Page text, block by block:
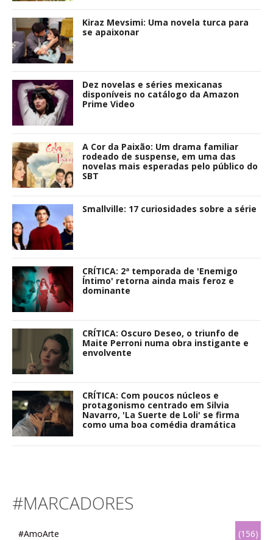
Kiraz Mevsimi: Uma novela turca para
se apaixonar
Dez novelas e séries mexicanas
disponíveis no catálogo da Amazon
Prime Video
A Cor da Paixão: Um drama familiar
rodeado de suspense, em uma das
novelas mais esperadas pelo público do
SBT
Smallville: 17 curiosidades sobre a série
CRÍTICA: 2ª temporada de 'Enemigo
Íntimo' retorna ainda mais feroz e
dominante
CRÍTICA: Oscuro Deseo, o triunfo de
Maite Perroni numa obra instigante e
envolvente
CRÍTICA: Com poucos núcleos e
protagonismo centrado em Silvia
Navarro, 'La Suerte de Loli' se firma
como uma boa comédia dramática
#MARCADORES
#AmoArte (156)